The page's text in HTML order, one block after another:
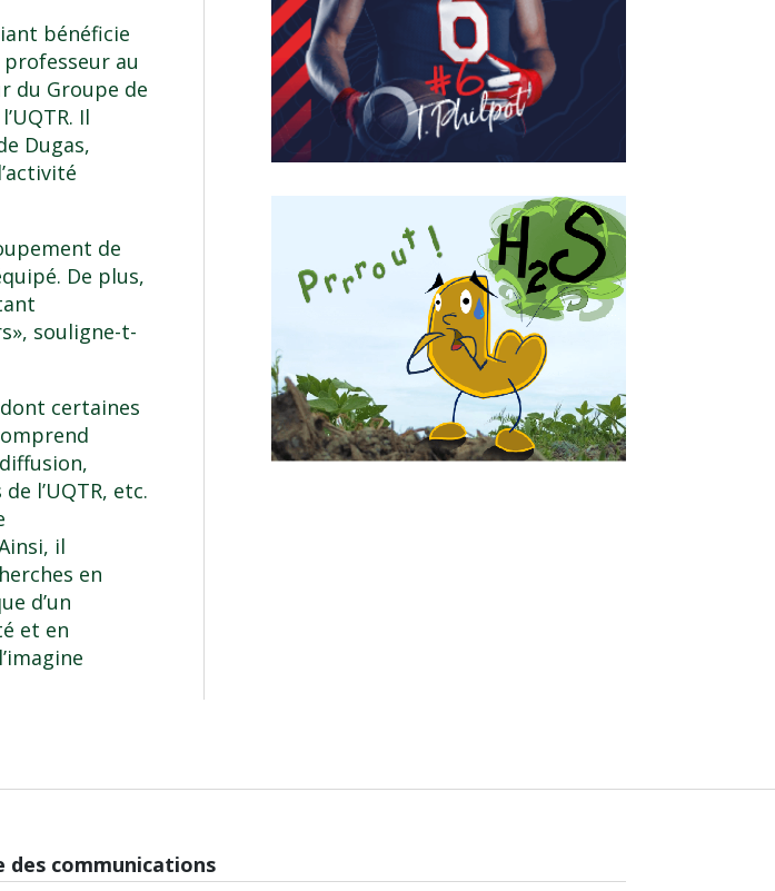
bénéficie
au
du Groupe de
Il
Dugas,
de
De plus,
souligne-t-
certaines
l’UQTR, etc.
il
en
d’un
et en
des communications